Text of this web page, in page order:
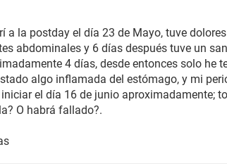
a la postday el día 23 de Mayo, tuve
abdominales y 6 días después tuve un
4 días, desde entonces solo he
algo inflamada del estómago, y mi
el día 16 de junio aproximadamente;
O habrá fallado?.